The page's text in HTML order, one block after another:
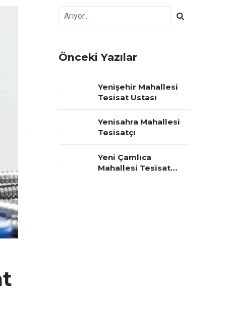
Önceki Yazılar
Yenişehir Mahallesi
Tesisat Ustası
Yenisahra Mahallesi
Tesisatçı
Yeni Çamlıca
Mahallesi Tesisat